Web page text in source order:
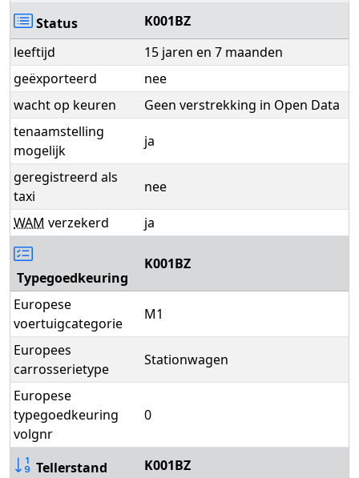
Status
K001BZ
leeftijd
15 jaren en 7 maanden
geëxporteerd
nee
wacht op keuren
Geen verstrekking in Open Data
tenaamstelling
mogelijk
ja
geregistreerd als
taxi
nee
WAM verzekerd ja
Typegoedkeuring
K001BZ
Europese
voertuigcategorie
M1
Europees
carrosserietype
Stationwagen
Europese
typegoedkeuring
volgnr
0
Tellerstand
K001BZ